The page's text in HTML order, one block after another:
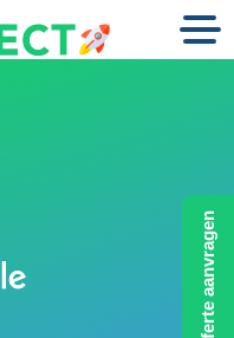
Offerte aanvragen